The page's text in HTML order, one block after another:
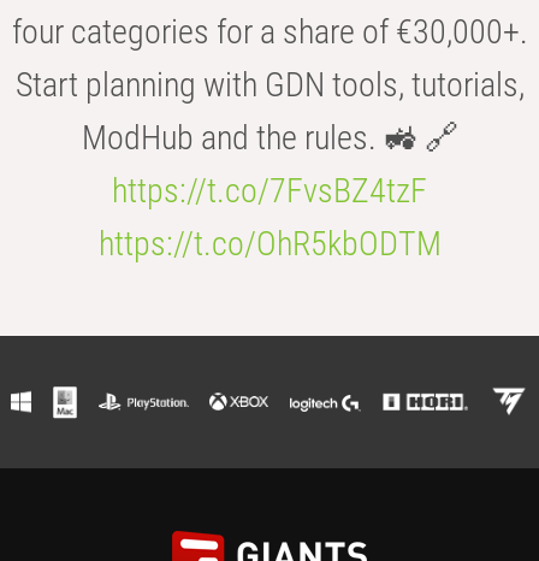
four categories for a share of €30,000+.
Start planning with GDN tools, tutorials,
ModHub and the rules. 🚜 🔗
https://t.co/7FvsBZ4tzF
https://t.co/OhR5kbODTM